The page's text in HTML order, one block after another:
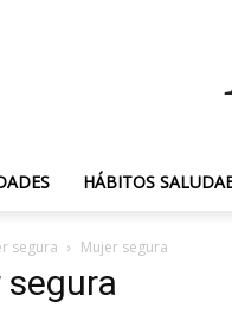
HÁBITOS
segura Mujer segura
segura